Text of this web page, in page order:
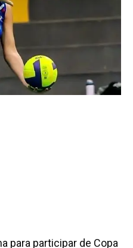
para participar de Copa